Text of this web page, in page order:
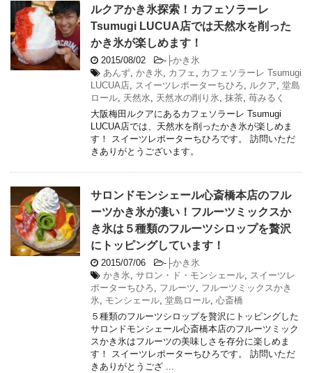
ルクアかき氷探索！カフェソラーレ
Tsumugi LUCUA店では天然水を削った
かき氷が楽しめます！
2015/08/02 - ├かき氷
あんず, かき氷, カフェ , カフェソラーレ Tsumugi
LUCUA店, スイーツレポーターちひろ , ルクア, 堂島
ロール, 天然水, 天然水の削り氷, 抹茶, 苺みるく
大阪梅田ルクアにあるカフェソラーレ Tsumugi
LUCUA店では、天然水を削ったかき氷が楽しめま
す！ スイーツレポーターちひろです。 訪問いただ
きありがとうございます。
サロンドモンシェール心斎橋本店のフル
ーツかき氷が凄い！フルーツミックスか
き氷は５種類のフルーツシロップを贅沢
にトッピングしています！
2015/07/06 - ├かき氷
かき氷, サロン・ド・モンシェール, スイーツレ
ポーターちひろ , フルーツ, フルーツミックスかき
氷, モンシェール, 堂島ロール, 心斎橋
５種類のフルーツシロップを贅沢にトッピングした
サロンドモンシェール心斎橋本店のフルーツミック
スかき氷はフルーツの美味しさを存分に楽しめま
す！ スイーツレポーターちひろです。 訪問いただ
きありがとうござ ...